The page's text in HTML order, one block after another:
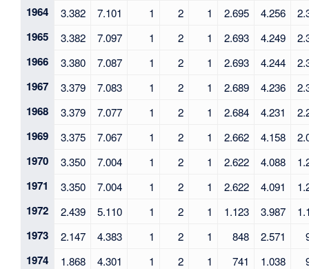
1964 3.382 7.101 1 2 1 2.695 4.256
1965 3.382 7.097 1 2 1 2.693 4.249
1966 3.380 7.087 1 2 1 2.693 4.244
1967 3.379 7.083 1 2 1 2.689 4.236
1968 3.379 7.077 1 2 1 2.684 4.231
1969 3.375 7.067 1 2 1 2.662 4.158
1970 3.350 7.004 1 2 1 2.622 4.088
1971 3.350 7.004 1 2 1 2.622 4.091
1972 2.439 5.110 1 2 1 1.123 3.987
1973 2.147 4.383 1 2 1 848 2.571
1974 1.868 4.301 1 2 1 741 1.038